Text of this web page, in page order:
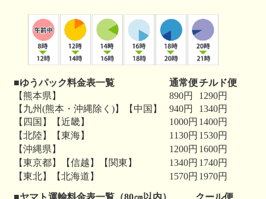
■ゆうパック料金表一覧 通常便チルド便
【熊本県】
890円
1290円
【九州(熊本・沖縄除く)】【中国】
940円
1340円
【四国】【近畿】
1000円 1400円
【北陸】【東海】
1130円 1530円
【沖縄県】
1200円 1600円
【東京都】【信越】【関東】
1340円 1740円
【東北】【北海道】
1570円 1970円
■ヤマト運輸料金表一覧（80㎝以内）
クール便